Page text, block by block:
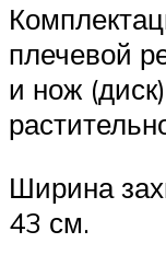
плечевой
и нож
Ширина
43 см.